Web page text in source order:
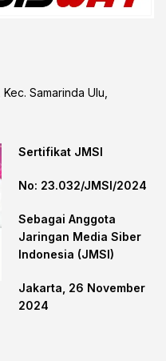
Samarinda Ulu,
Sertifikat JMSI
No: 23.032/JMSI/2024
Sebagai Anggota
Jaringan Media Siber
Indonesia (JMSI)
Jakarta, 26 November
2024